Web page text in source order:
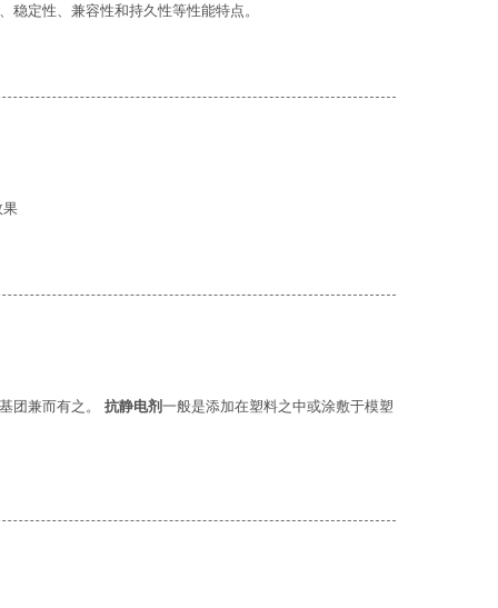
稳定性、兼容性和持久性等性能特点。
果
团兼而有之。 抗静电剂一般是添加在塑料之中或涂敷于模塑